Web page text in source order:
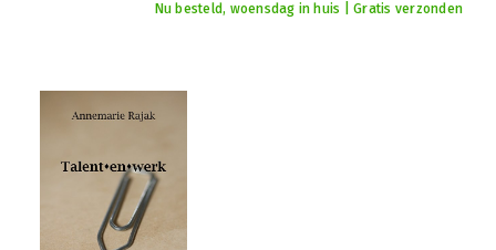
Nu besteld, woensdag in huis | Gratis verzonden